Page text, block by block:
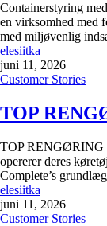
Containerstyring
en virksomhed med
med miljøvenlig
elesiitka
juni 11, 2026
Customer Stories
TOP
TOP RENGØRING
opererer deres
Complete’s
elesiitka
juni 11, 2026
Customer Stories